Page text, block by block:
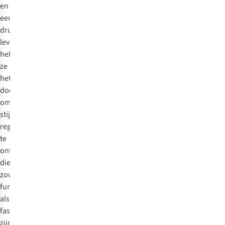
en
een
druk
leven,
hebben
ze
het
doel
om
stijlvolle
regenjassen
te
ontwerpen
die
zowel
functioneel
als
fashionable